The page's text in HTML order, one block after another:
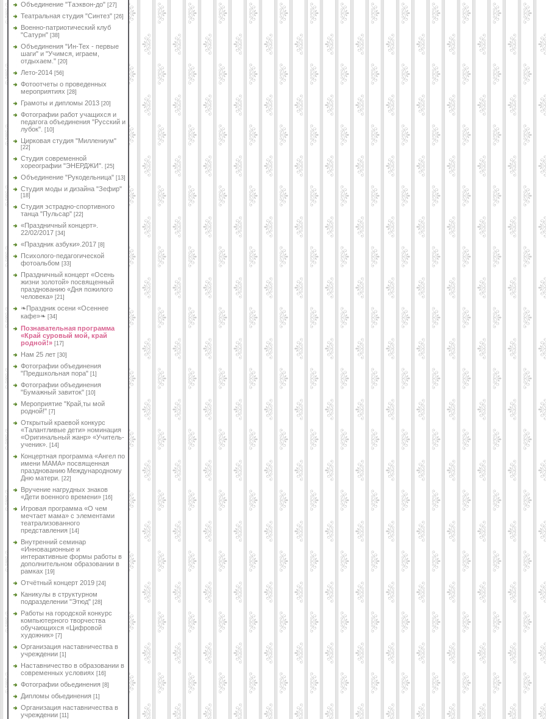
Объединение "Таэквон-до" [27]
Театральная студия "Синтез" [26]
Военно-патриотический клуб
"Сатурн" [38]
Объединения "Ин-Тех - первые
шаги" и "Учимся, играем,
отдыхаем." [20]
Лето-2014 [56]
Фотоотчеты о проведенных
мероприятиях [28]
Грамоты и дипломы 2013 [20]
Фотографии работ учащихся и
педагога объединения "Русский и
лубок".
[10]
Цирковая студия "Миллениум"
[22]
Студия современной
хореографии "ЭНЕРДЖИ".
[25]
Объединение "Рукодельница" [13]
Студия моды и дизайна "Зефир"
[18]
Студия эстрадно-спортивного
танца "Пульсар" [22]
«Праздничный концерт».
22/02/2017 [34]
«Праздник азбуки».2017 [8]
Психолого-педагогической
фотоальбом [33]
Праздничный концерт «Осень
жизни золотой» посвященный
празднованию «Дня пожилого
человека» [21]
❧Праздник осени «Осеннее
кафе»❧ [34]
Познавательная программа
«Край суровый мой, край
родной!» [17]
Нам 25 лет [30]
Фотографии объединения
"Предшкольная пора" [1]
Фотографии объединения
"Бумажный завиток" [10]
Мероприятие "Край,ты мой
родной!" [7]
Открытый краевой конкурс
«Талантливые дети» номинация
«Оригинальный жанр» «Учитель-
ученик».
[14]
Концертная программа «Ангел по
имени МАМА» посвященная
празднованию Международному
Дню матери.
[22]
Вручение нагрудных знаков
«Дети военного времени» [16]
Игровая программа «О чем
мечтает мама» с элементами
театрализованного
представления [14]
Внутренний семинар
«Инновационные и
интерактивные формы работы в
дополнительном образовании в
рамках [19]
Отчётный концерт 2019 [24]
Каникулы в структурном
подразделении "Этюд" [28]
Работы на городской конкурс
компьютерного творчества
обучающихся «Цифровой
художник» [7]
Организация наставничества в
учреждении [1]
Наставничество в образовании в
современных условиях [16]
Фотографии обьединения [8]
Дипломы обьединения [1]
Организация наставничества в
учреждении [11]